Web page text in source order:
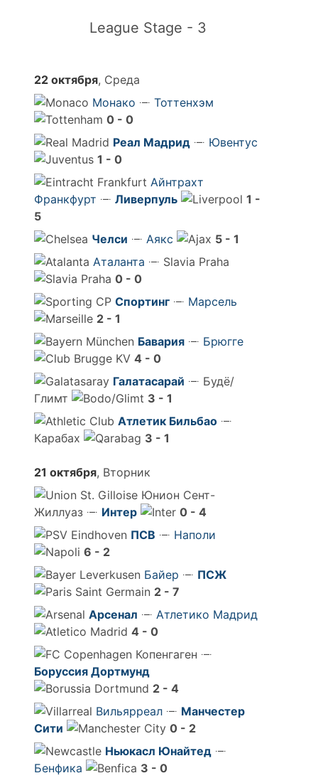
League Stage - 3
22 октября, Среда
Монако
Тоттенхэм
0 - 0
Реал Мадрид
Ювентус
1 - 0
Айнтрахт
Франкфурт
Ливерпуль
1 -
5
Челси
Аякс
5 - 1
Аталанта
Slavia Praha
0 - 0
Спортинг
Марсель
2 - 1
Бавария
Брюгге
4 - 0
Галатасарай
Будё/
Глимт
3 - 1
Атлетик Бильбао
Карабах
3 - 1
21 октября, Вторник
Юнион Сент-
Жиллуаз
Интер
0 - 4
ПСВ
Наполи
6 - 2
Байер
ПСЖ
2 - 7
Арсенал
Атлетико Мадрид
4 - 0
Копенгаген
Боруссия Дортмунд
2 - 4
Вильярреал
Манчестер
Сити
0 - 2
Ньюкасл Юнайтед
Бенфика
3 - 0